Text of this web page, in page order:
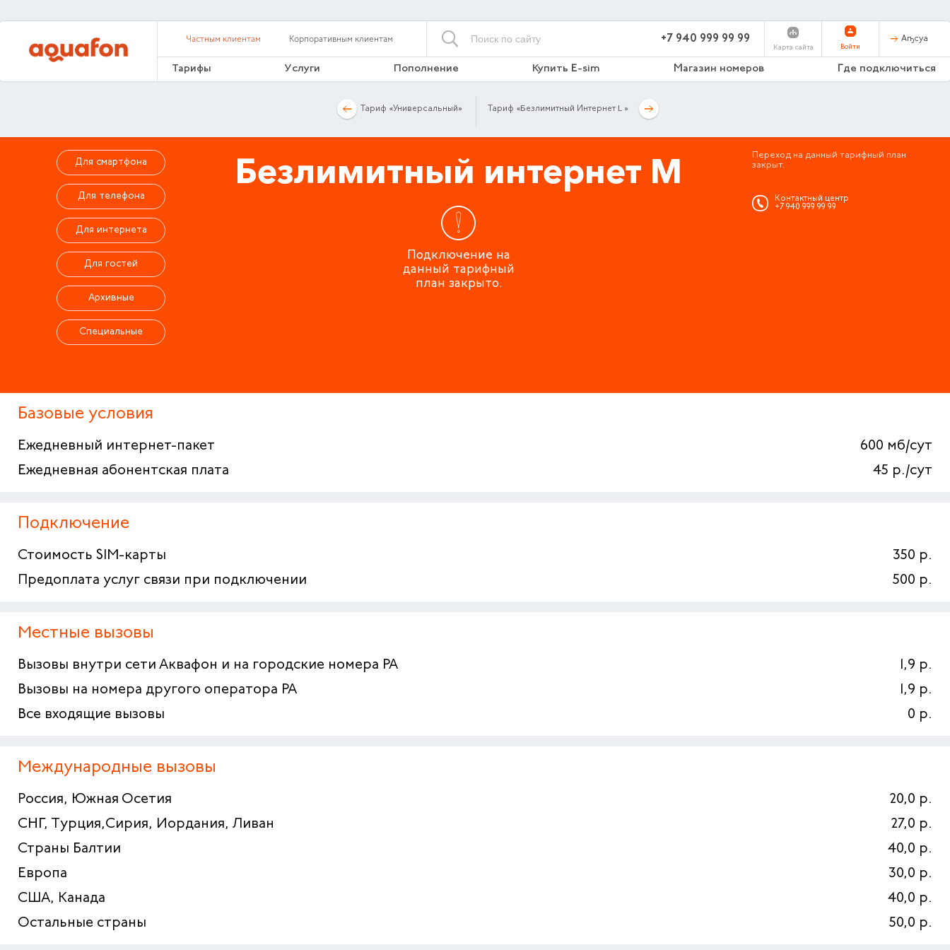
Частным клиентам Корпоративным клиентам +7 940 999 99 99
Карта сайта Войти
Аҧсуа
Тарифы Услуги Пополнение Купить E-sim Магазин номеров Где подключиться
Тариф «Универсальный» Тариф «Безлимитный Интернет L »
Для смартфона
Для телефона
Для интернета
Для гостей
Архивные
Специальные
Безлимитный интернет M
Подключение на
данный тарифный
план закрыто.
Переход на данный тарифный план
закрыт.
Контактный центр
+7 940 999 99 99
Базовые условия
Ежедневный интернет-пакет
600 мб/сут
Ежедневная абонентская плата
45 р./сут
Подключение
Стоимость SIM-карты
350 р.
Предоплата услуг связи при подключении
500 р.
Местные вызовы
Вызовы внутри сети Аквафон и на городские номера РА
1,9 р.
Вызовы на номера другого оператора РА
1,9 р.
Все входящие вызовы
0 р.
Международные вызовы
Россия, Южная Осетия
20,0 р.
СНГ, Турция,Сирия, Иордания, Ливан
27,0 р.
Страны Балтии
40,0 р.
Европа
30,0 р.
США, Канада
40,0 р.
Остальные страны
50,0 р.